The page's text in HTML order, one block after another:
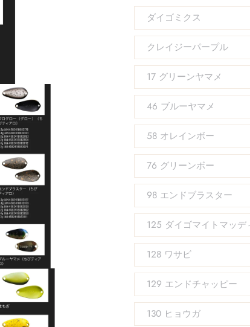
ダイゴミクス
クレイジーパープル
17 グリーンヤマメ
46 ブルーヤマメ
58 オレインボー
76 グリーンボー
98 エンドブラスター
125 ダイゴマイトマッデ
128 ワサビ
129 エンドチャッピー
130 ヒョウガ